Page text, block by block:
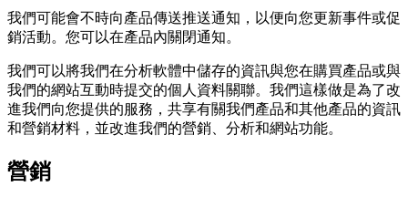
我們可能會不時向產品傳送推送通知，以便向您更新事件或促
銷活動。您可以在產品內關閉通知。
我們可以將我們在分析軟體中儲存的資訊與您在購買產品或與
我們的網站互動時提交的個人資料關聯。我們這樣做是為了改
進我們向您提供的服務，共享有關我們產品和其他產品的資訊
和營銷材料，並改進我們的營銷、分析和網站功能。
營銷